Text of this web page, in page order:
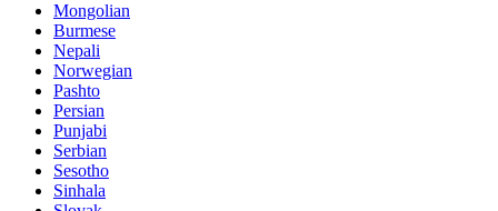
Mongolian
Burmese
Nepali
Norwegian
Pashto
Persian
Punjabi
Serbian
Sesotho
Sinhala